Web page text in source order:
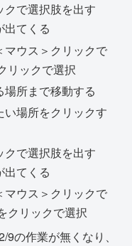
クで選択肢を出す
出てくる
マウス＞クリックで
ックで選択
場所まで移動する
い場所をクリックす
クで選択肢を出す
出てくる
マウス＞クリックで
リックで選択
の作業が無くなり、